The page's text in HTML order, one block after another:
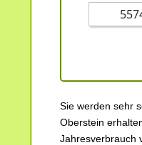
Sie werden sehr
Oberstein
Jahresverbrauch